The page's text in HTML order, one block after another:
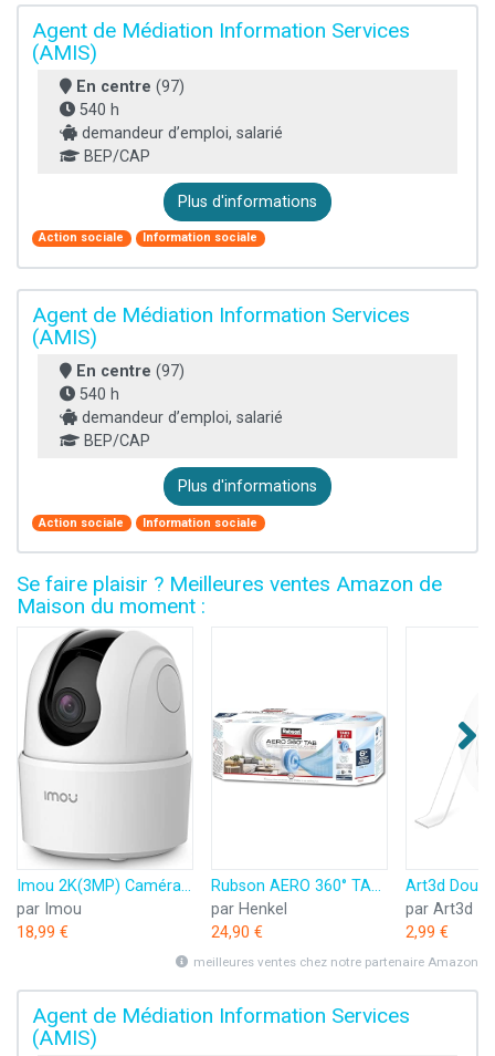
Agent de Médiation Information Services
(AMIS)
En centre (97)
540 h
demandeur d’emploi, salarié
BEP/CAP
Plus d'informations
Action sociale Information sociale
Agent de Médiation Information Services
(AMIS)
En centre (97)
540 h
demandeur d’emploi, salarié
BEP/CAP
Plus d'informations
Action sociale Information sociale
Se faire plaisir ? Meilleures ventes Amazon de
Maison du moment :
Imou 2K(3MP) Caméra Surveillance WiFi Intérieure Caméra 360° Connectée Smartphone avec Détection Humaine AI Suivi Intelligent Sirène Audio Bidirectionnel Compatible Alexa pour Bébé/Animaux
par Imou
18,99 €
Rubson AERO 360° TAB, recharges en tabs neutres pour absorbeur d'humidité, ultra absorbantes et anti odeurs recharges pour déshumidificateurs AERO 360°, 6 x 450 g
par Henkel
24,90 €
par Art3d
2,99 €
meilleures ventes chez notre partenaire Amazon
Agent de Médiation Information Services
(AMIS)